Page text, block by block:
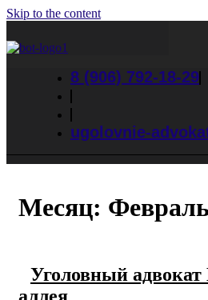
Skip to the content
8 (906) 792-18-29
ugolovnie-
Месяц:
Уголовный